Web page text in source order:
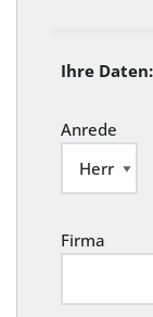
Ihre Daten:
Anrede
Firma